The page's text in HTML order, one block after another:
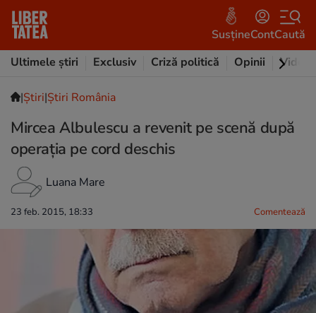
SusțineContCaută
Ultimele știri
Exclusiv Criză politică Opinii Video
|Ştiri|Știri România
Mircea Albulescu a revenit pe scenă după
operația pe cord deschis
Luana Mare
23 feb. 2015, 18:33 Comentează